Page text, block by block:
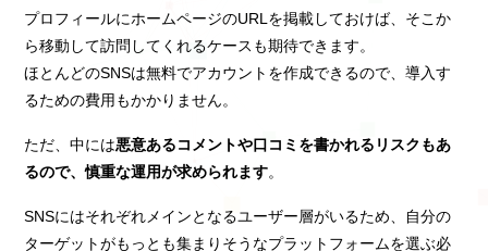
プロフィールにホームページのURLを掲載しておけば、そこか
ら移動して訪問してくれるケースも期待できます。
ほとんどのSNSは無料でアカウントを作成できるので、導入す
るための費用もかかりません。
ただ、中には悪意あるコメントや口コミを書かれるリスクもあ
るので、慎重な運用が求められます。
SNSにはそれぞれメインとなるユーザー層がいるため、自分の
ターゲットがもっとも集まりそうなプラットフォームを選ぶ必